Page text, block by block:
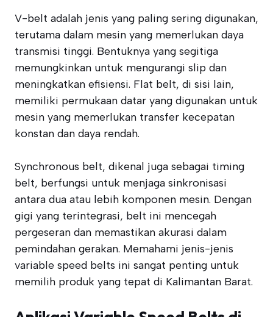
V-belt adalah jenis yang paling sering digunakan,
terutama dalam mesin yang memerlukan daya
transmisi tinggi. Bentuknya yang segitiga
memungkinkan untuk mengurangi slip dan
meningkatkan efisiensi. Flat belt, di sisi lain,
memiliki permukaan datar yang digunakan untuk
mesin yang memerlukan transfer kecepatan
konstan dan daya rendah.
Synchronous belt, dikenal juga sebagai timing
belt, berfungsi untuk menjaga sinkronisasi
antara dua atau lebih komponen mesin. Dengan
gigi yang terintegrasi, belt ini mencegah
pergeseran dan memastikan akurasi dalam
pemindahan gerakan. Memahami jenis-jenis
variable speed belts ini sangat penting untuk
memilih produk yang tepat di Kalimantan Barat.